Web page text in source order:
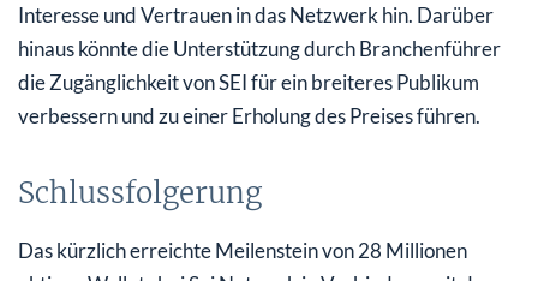
Interesse und Vertrauen in das Netzwerk hin. Darüber
hinaus könnte die Unterstützung durch Branchenführer
die Zugänglichkeit von SEI für ein breiteres Publikum
verbessern und zu einer Erholung des Preises führen.
Schlussfolgerung
Das kürzlich erreichte Meilenstein von 28 Millionen